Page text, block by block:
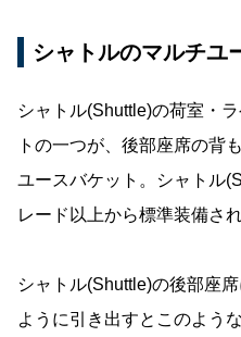
シャトルのマルチユ
シャトル(Shuttle)の荷室・
トの一つが、後部座席の背
ユースバケット。シャトル
レード以上から標準装備さ
シャトル(Shuttle)の後部座
ように引き出すとこのよう